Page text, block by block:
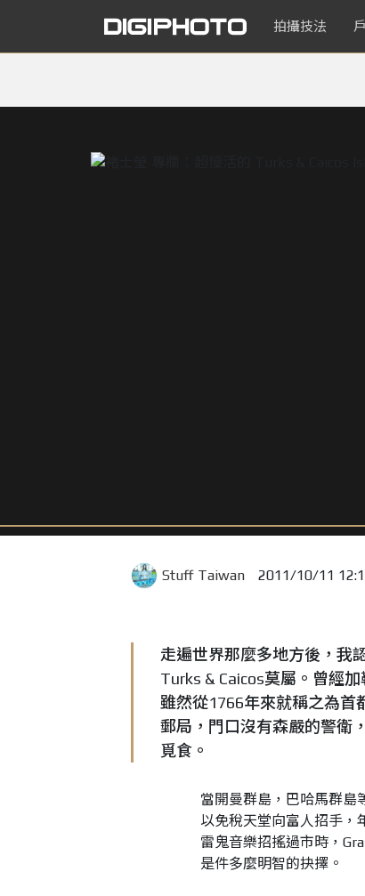
拍攝技法
Stuff Taiwan 2011/10/11
走遍世界那麼多地方後，我
Turks & Caicos莫屬。曾經
雖然從1766年來就稱之為首
郵局，門口沒有森嚴的警衛
覓食。
當開曼群島，巴哈馬群島
以免稅天堂向富人招手，
雷鬼音樂招搖過市時，
是件多麼明智的抉擇。